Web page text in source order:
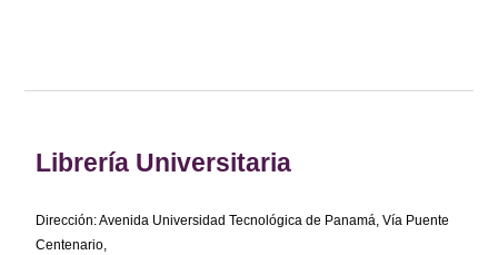
Librería Universitaria
Dirección: Avenida Universidad Tecnológica de Panamá, Vía Puente
Centenario,